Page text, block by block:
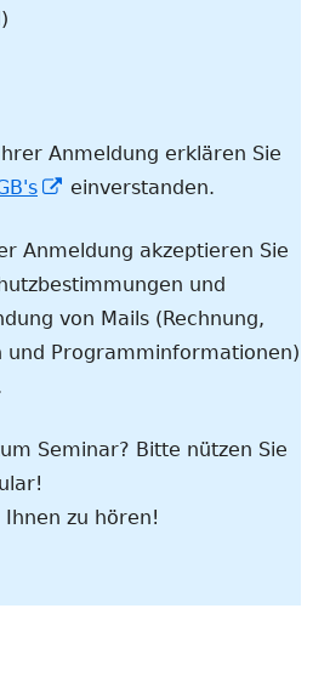
Anmeldung erklären Sie
In
Fenster
öffnen
einverstanden.
Anmeldung akzeptieren Sie
und
von Mails (Rechnung,
und Programminformationen)
Seminar? Bitte nützen Sie
zu hören!